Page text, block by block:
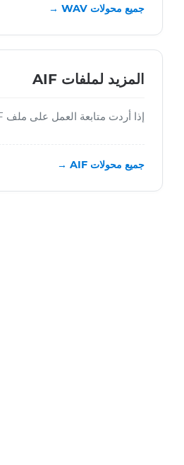
جميع محولات WAV →
المزيد لملفات AIF
إذا أردت متابعة العمل على ملف AIF النهائي، جرّب:
جميع محولات AIF →